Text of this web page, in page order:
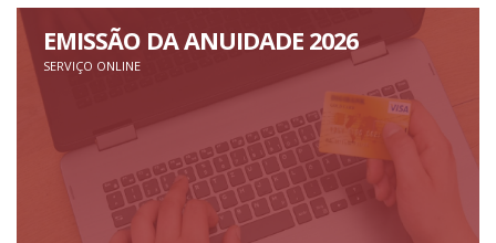
EMISSÃO DA ANUIDADE 2026
SERVIÇO ONLINE